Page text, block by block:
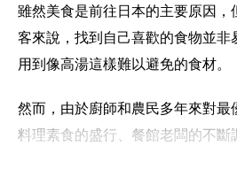
雖然美食是前往日本的主要原因，
客來說，找到自己喜歡的食物並非
用到像高湯這樣難以避免的食材。
然而，由於廚師和農民多年來對最
料理素食的盛行、餐館老闆的不斷